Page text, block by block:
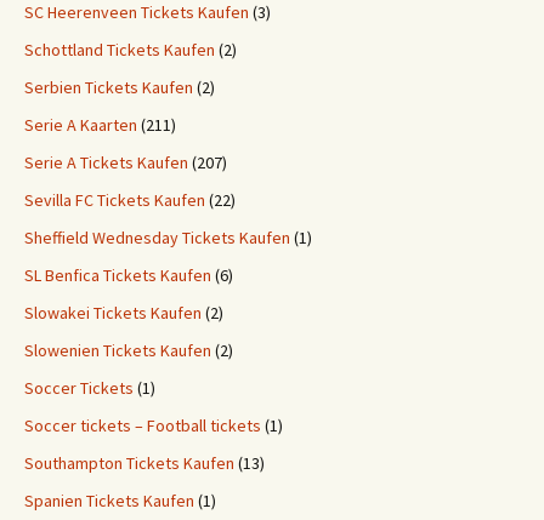
SC Heerenveen Tickets Kaufen (3)
Schottland Tickets Kaufen (2)
Serbien Tickets Kaufen (2)
Serie A Kaarten (211)
Serie A Tickets Kaufen (207)
Sevilla FC Tickets Kaufen (22)
Sheffield Wednesday Tickets Kaufen (1)
SL Benfica Tickets Kaufen (6)
Slowakei Tickets Kaufen (2)
Slowenien Tickets Kaufen (2)
Soccer Tickets (1)
Soccer tickets – Football tickets (1)
Southampton Tickets Kaufen (13)
Spanien Tickets Kaufen (1)